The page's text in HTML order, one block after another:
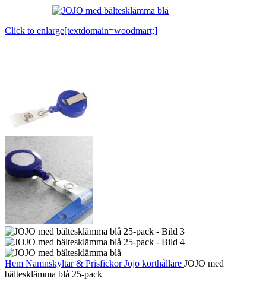
Click to enlarge[textdomain=woodmart;]
Hem Namnskyltar & PrisfickorJojo korthållare JOJO med
bältesklämma blå 25-pack